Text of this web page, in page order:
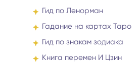
Гид по Ленорман
Гадание на картах Таро
Гид по знакам зодиака
Книга перемен И Цзин